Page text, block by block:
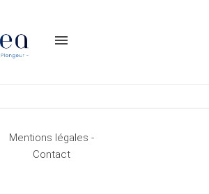
menu
Mentions légales -
Contact